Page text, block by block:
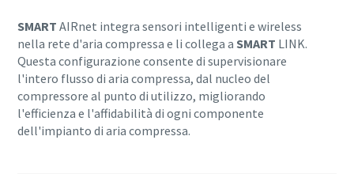
Scopri come creare un processo di trasporto pneumatico
più efficiente.
Per saperne di più
SMART AIRnet integra sensori intelligenti e wireless
nella rete d'aria compressa e li collega a SMART LINK.
Questa configurazione consente di supervisionare
l'intero flusso di aria compressa, dal nucleo del
compressore al punto di utilizzo, migliorando
l'efficienza e l'affidabilità di ogni componente
dell'impianto di aria compressa.